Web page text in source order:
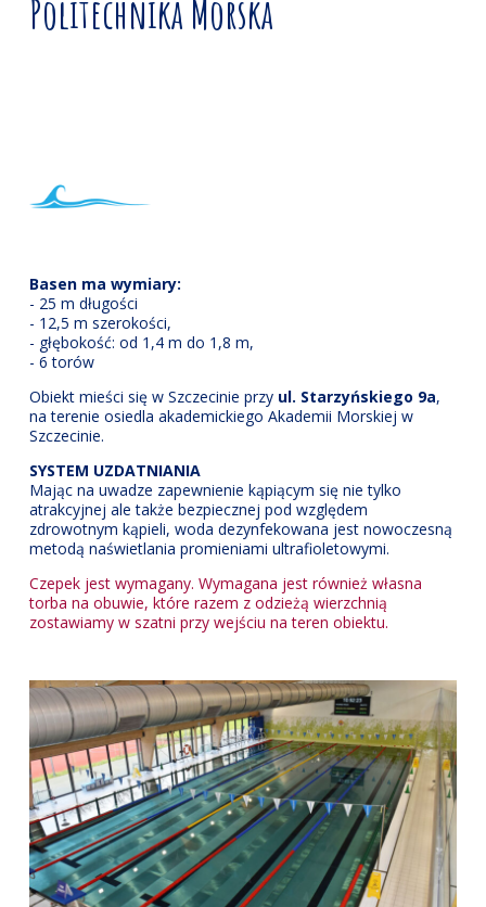
Politechnika Morska
Basen ma wymiary:
- 25 m długości
- 12,5 m szerokości,
- głębokość: od 1,4 m do 1,8 m,
- 6 torów
Obiekt mieści się w Szczecinie przy ul. Starzyńskiego 9a,
na terenie osiedla akademickiego Akademii Morskiej w
Szczecinie.
SYSTEM UZDATNIANIA
Mając na uwadze zapewnienie kąpiącym się nie tylko
atrakcyjnej ale także bezpiecznej pod względem
zdrowotnym kąpieli, woda dezynfekowana jest nowoczesną
metodą naświetlania promieniami ultrafioletowymi.
Czepek jest wymagany. Wymagana jest również własna
torba na obuwie, które razem z odzieżą wierzchnią
zostawiamy w szatni przy wejściu na teren obiektu.